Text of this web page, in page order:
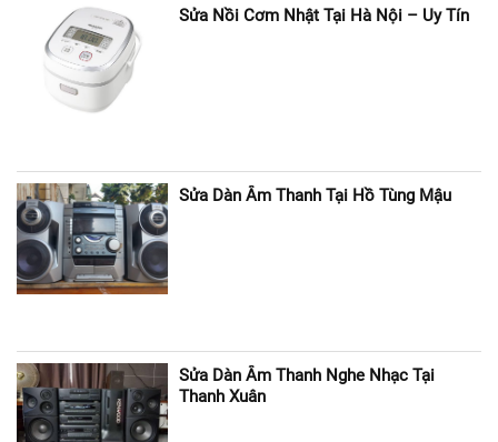
Sửa Nồi Cơm Nhật Tại Hà Nội – Uy Tín
Sửa Dàn Âm Thanh Tại Hồ Tùng Mậu
Sửa Dàn Âm Thanh Nghe Nhạc Tại
Thanh Xuân